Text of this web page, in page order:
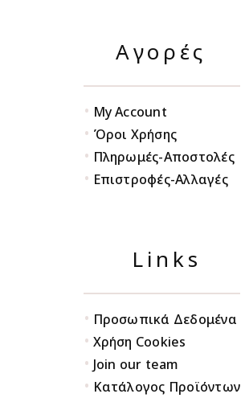
Αγορές
• My Account
• Όροι Χρήσης
• Πληρωμές-Αποστολές
• Επιστροφές-Αλλαγές
Links
• Προσωπικά Δεδομένα
• Χρήση Cookies
• Join our team
• Κατάλογος Προϊόντων